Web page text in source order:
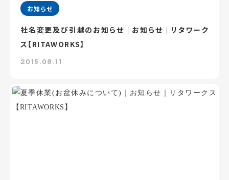
お知らせ
社名変更及び引越のお知らせ｜お知らせ｜リタワーク
ス【RITAWORKS】
2015.08.11